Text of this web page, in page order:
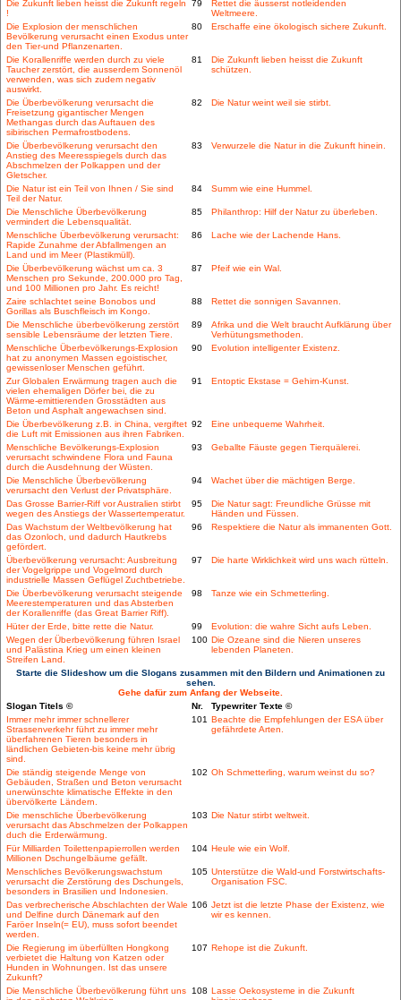
Die Zukunft lieben heisst die Zukunft regeln
!
79
Rettet die äusserst notleidenden
Weltmeere.
Die Explosion der menschlichen
Bevölkerung verursacht einen Exodus unter
den Tier-und Pflanzenarten.
80 Erschaffe eine ökologisch sichere Zukunft.
Die Korallenriffe werden durch zu viele
Taucher zerstört, die ausserdem Sonnenöl
verwenden, was sich zudem negativ
auswirkt.
81
Die Zukunft lieben heisst die Zukunft
schützen.
Die Überbevölkerung verursacht die
Freisetzung gigantischer Mengen
Methangas durch das Auftauen des
sibirischen Permafrostbodens.
82 Die Natur weint weil sie stirbt.
Die Überbevölkerung verursacht den
Anstieg des Meeresspiegels durch das
Abschmelzen der Polkappen und der
Gletscher.
83 Verwurzele die Natur in die Zukunft hinein.
Die Natur ist ein Teil von Ihnen / Sie sind
Teil der Natur.
84 Summ wie eine Hummel.
Die Menschliche Überbevölkerung
vermindert die Lebensqualität.
85 Philanthrop: Hilf der Natur zu überleben.
Menschliche Überbevölkerung verursacht:
Rapide Zunahme der Abfallmengen an
Land und im Meer (Plastikmüll).
86 Lache wie der Lachende Hans.
Die Überbevölkerung wächst um ca. 3
Menschen pro Sekunde, 200.000 pro Tag,
und 100 Millionen pro Jahr. Es reicht!
87 Pfeif wie ein Wal.
Zaire schlachtet seine Bonobos und
Gorillas als Buschfleisch im Kongo.
88 Rettet die sonnigen Savannen.
Die Menschliche überbevölkerung zerstört
sensible Lebensräume der letzten Tiere.
89
Afrika und die Welt braucht Aufklärung über
Verhütungsmethoden.
Menschliche Überbevölkerungs-Explosion
hat zu anonymen Massen egoistischer,
gewissenloser Menschen geführt.
90 Evolution intelligenter Existenz.
Zur Globalen Erwärmung tragen auch die
vielen ehemaligen Dörfer bei, die zu
Wärme-emittierenden Grosstädten aus
Beton und Asphalt angewachsen sind.
91 Entoptic Ekstase = Gehirn-Kunst.
Die Überbevölkerung z.B. in China, vergiftet
die Luft mit Emissionen aus ihren Fabriken.
92 Eine unbequeme Wahrheit.
Menschliche Bevölkerungs-Explosion
verursacht schwindene Flora und Fauna
durch die Ausdehnung der Wüsten.
93 Geballte Fäuste gegen Tierquälerei.
Die Menschliche Überbevölkerung
verursacht den Verlust der Privatsphäre.
94 Wachet über die mächtigen Berge.
Das Grosse Barrier-Riff vor Australien stirbt
wegen des Anstiegs der Wassertemperatur.
95
Die Natur sagt: Freundliche Grüsse mit
Händen und Füssen.
Das Wachstum der Weltbevölkerung hat
das Ozonloch, und dadurch Hautkrebs
gefördert.
96 Respektiere die Natur als immanenten Gott.
Überbevölkerung verursacht: Ausbreitung
der Vogelgrippe und Vogelmord durch
industrielle Massen Geflügel Zuchtbetriebe.
97 Die harte Wirklichkeit wird uns wach rütteln.
Die Überbevölkerung verursacht steigende
Meerestemperaturen und das Absterben
der Korallenriffe (das Great Barrier Riff).
98 Tanze wie ein Schmetterling.
Hüter der Erde, bitte rette die Natur. 99
Evolution: die wahre Sicht aufs Leben.
Wegen der Überbevölkerung führen Israel
und Palästina Krieg um einen kleinen
Streifen Land.
100 Die Ozeane sind die Nieren unseres
lebenden Planeten.
Starte die Slideshow um die Slogans zusammen mit den Bildern und Animationen zu
sehen.
Gehe dafür zum Anfang der Webseite.
Slogan Titels ©
Nr.
Typewriter Texte ©
Immer mehr immer schnellerer
Strassenverkehr führt zu immer mehr
überfahrenen Tieren besonders in
ländlichen Gebieten-bis keine mehr übrig
sind.
101 Beachte die Empfehlungen der ESA über
gefährdete Arten.
Die ständig steigende Menge von
Gebäuden, Straßen und Beton verursacht
unerwünschte klimatische Effekte in den
übervölkerte Ländern.
102 Oh Schmetterling, warum weinst du so?
Die menschliche Überbevölkerung
verursacht das Abschmelzen der Polkappen
duch die Erderwärmung.
103 Die Natur stirbt weltweit.
Für Milliarden Toilettenpapierrollen werden
Millionen Dschungelbäume gefällt.
104 Heule wie ein Wolf.
Menschliches Bevölkerungswachstum
verursacht die Zerstörung des Dschungels,
besonders in Brasilien und Indonesien.
105 Unterstütze die Wald-und Forstwirtschafts-
Organisation FSC.
Das verbrecherische Abschlachten der Wale
und Delfine durch Dänemark auf den
Faröer Inseln(= EU), muss sofort beendet
werden.
106 Jetzt ist die letzte Phase der Existenz, wie
wir es kennen.
Die Regierung im überfüllten Hongkong
verbietet die Haltung von Katzen oder
Hunden in Wohnungen. Ist das unsere
Zukunft?
107 Rehope ist die Zukunft.
Die Menschliche Überbevölkerung führt uns 108 Lasse Oekosysteme in die Zukunft